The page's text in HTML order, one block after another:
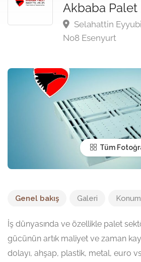
Akbaba Palet
Selahattin
No8 Esenyurt
Tüm
Genel bakış Galeri Konum
İş dünyasında ve özellikle palet
gücünün artık maliyet ve zaman
dolayı, ahşap, plastik, metal, euro